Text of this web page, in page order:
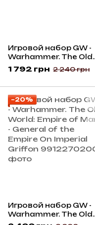
Игровой набор GW -
Warhammer. The Old
World: Empire Of Man -
Helblaster Volleygun
1 792 грн 2 240 грн
−20%
Игровой набор GW -
Warhammer. The Old
World: Empire of Man -